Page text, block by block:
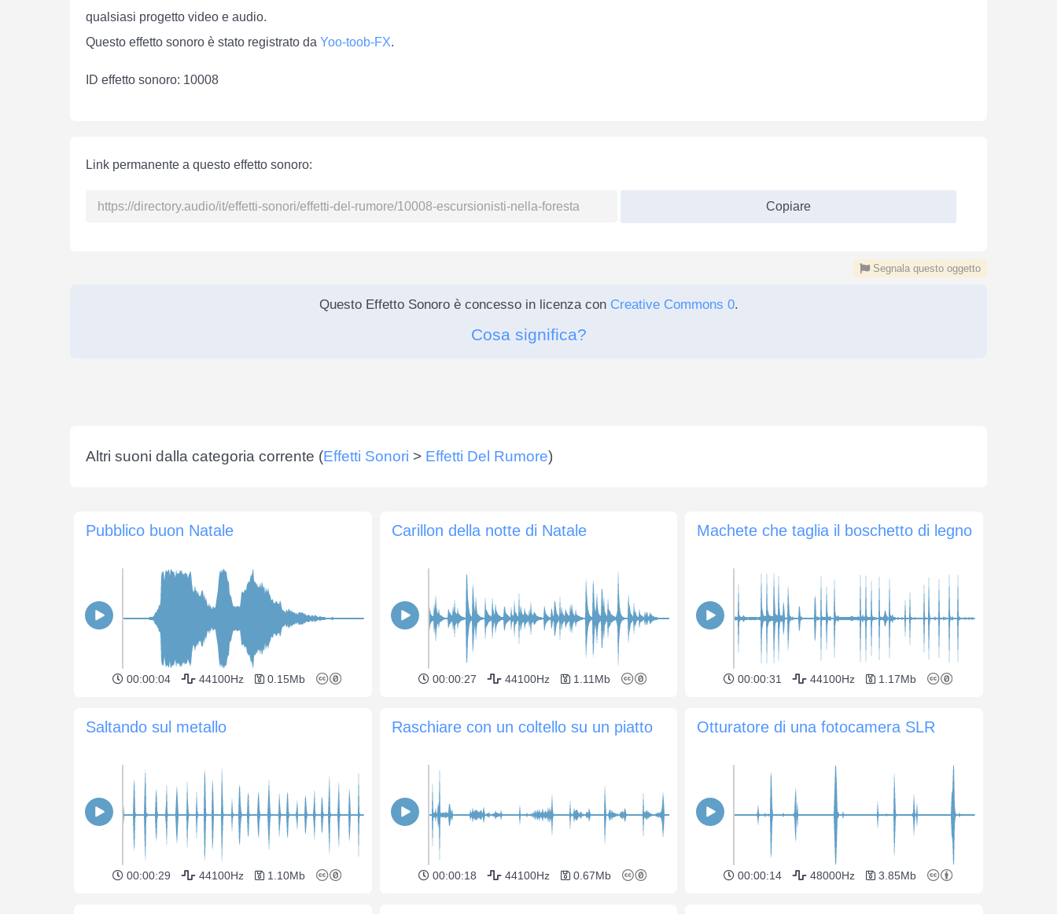
qualsiasi progetto video e audio.
Questo effetto sonoro è stato registrato da Yoo-toob-FX.
ID effetto sonoro: 10008
Link permanente a questo effetto sonoro:
Copiare
Segnala questo oggetto
Questo Effetto Sonoro è concesso in licenza con Creative Commons 0.
Cosa significa?
Altri suoni dalla categoria corrente (Effetti Sonori > Effetti Del Rumore)
Pubblico buon Natale
00:00:04 44100Hz 0.15Mb
Carillon della notte di Natale
00:00:27 44100Hz 1.11Mb
Machete che taglia il boschetto di legno
00:00:31 44100Hz 1.17Mb
Saltando sul metallo
00:00:29 44100Hz 1.10Mb
Raschiare con un coltello su un piatto
00:00:18 44100Hz 0.67Mb
Otturatore di una fotocamera SLR
00:00:14 48000Hz 3.85Mb